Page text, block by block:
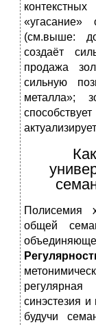
(см.выше:
создаёт
продажа
сильную
металла»;
Полисемия
общей
синэстезия и
будучи